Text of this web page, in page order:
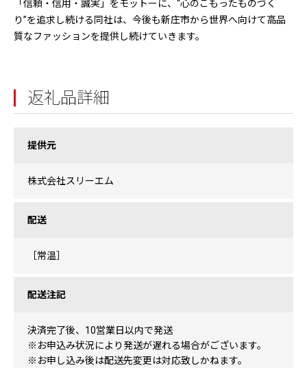
「信頼・信用・誠実」をモットーに、“心のこもったものづく
り”を追求し続ける同社は、今後も新庄市から世界へ向けて高品
質なファッションを提供し続けていきます。
返礼品詳細
提供元
株式会社スリーエム
配送
［常温］
配送注記
決済完了後、10営業日以内で発送
※お申込み状況により発送が遅れる場合がございます。
※お申し込み後は配送先変更は対応致しかねます。